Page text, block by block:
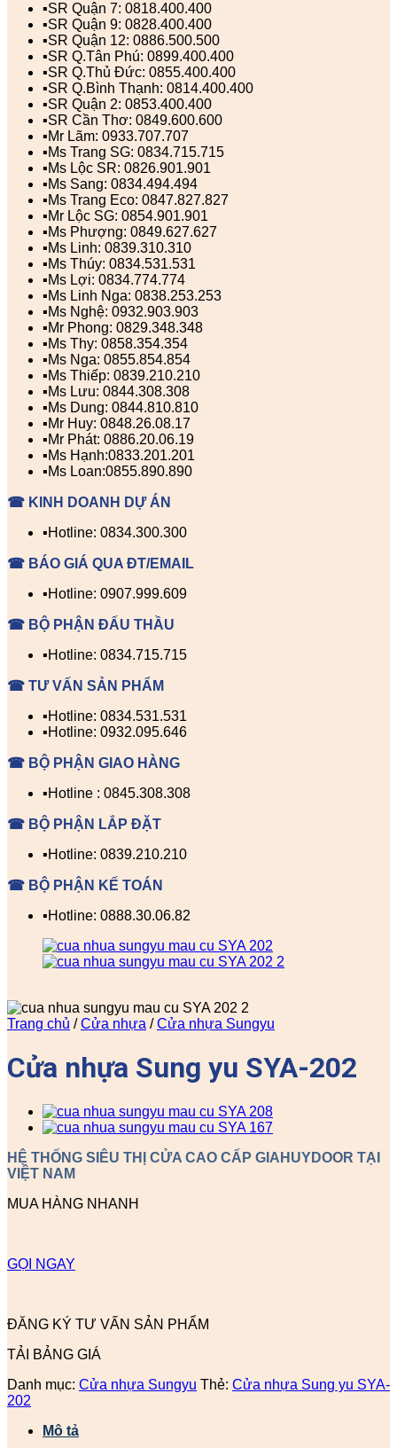
▪️SR Quận 7: 0818.400.400
▪️SR Quận 9: 0828.400.400
▪️SR Quận 12: 0886.500.500
▪️SR Q.Tân Phú: 0899.400.400
▪️SR Q.Thủ Đức: 0855.400.400
▪️SR Q.Bình Thạnh: 0814.400.400
▪️SR Quận 2: 0853.400.400
▪️SR Cần Thơ: 0849.600.600
▪️Mr Lãm: 0933.707.707
▪️Ms Trang SG: 0834.715.715
▪️Ms Lộc SR: 0826.901.901
▪️Ms Sang: 0834.494.494
▪️Ms Trang Eco: 0847.827.827
▪️Mr Lộc SG: 0854.901.901
▪️Ms Phượng: 0849.627.627
▪️Ms Linh: 0839.310.310
▪️Ms Thúy: 0834.531.531
▪️Ms Lợi: 0834.774.774
▪️Ms Linh Nga: 0838.253.253
▪️Ms Nghệ: 0932.903.903
▪️Mr Phong: 0829.348.348
▪️Ms Thy: 0858.354.354
▪️Ms Nga: 0855.854.854
▪️Ms Thiếp: 0839.210.210
▪️Ms Lưu: 0844.308.308
▪️Ms Dung: 0844.810.810
▪️Mr Huy: 0848.26.08.17
▪️Mr Phát: 0886.20.06.19
▪️Ms Hạnh:0833.201.201
▪️Ms Loan:0855.890.890
☎ KINH DOANH DỰ ÁN
▪️Hotline: 0834.300.300
☎ BÁO GIÁ QUA ĐT/EMAIL
▪️Hotline: 0907.999.609
☎ BỘ PHẬN ĐẤU THẦU
▪️Hotline: 0834.715.715
☎ TƯ VẤN SẢN PHẨM
▪️Hotline: 0834.531.531
▪️Hotline: 0932.095.646
☎ BỘ PHẬN GIAO HÀNG
▪️Hotline : 0845.308.308
☎ BỘ PHẬN LẮP ĐẶT
▪️Hotline: 0839.210.210
☎ BỘ PHẬN KẾ TOÁN
▪️Hotline: 0888.30.06.82
Trang chủ / Cửa nhựa / Cửa nhựa Sungyu
Cửa nhựa Sung yu SYA-202
HỆ THỐNG SIÊU THỊ CỬA CAO CẤP GIAHUYDOOR TẠI
VIỆT NAM
MUA HÀNG NHANH
GỌI NGAY
ĐĂNG KÝ TƯ VẤN SẢN PHẨM
TẢI BẢNG GIÁ
Danh mục: Cửa nhựa Sungyu Thẻ: Cửa nhựa Sung yu SYA-
202
Mô tả